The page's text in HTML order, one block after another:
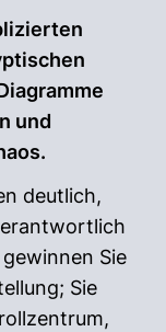
und
deutlich,
Sie
Sie